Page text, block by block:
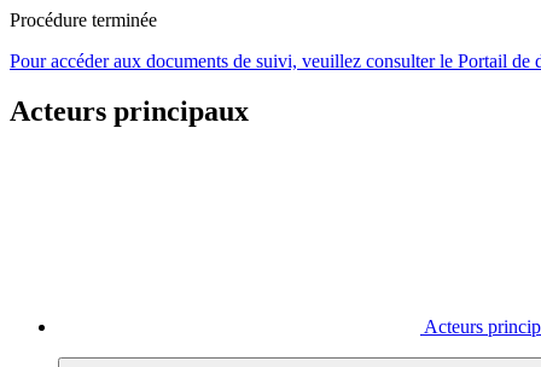
Procédure terminée
Pour accéder aux documents de suivi, veuillez consulter le Portail de
Acteurs principaux
Acteurs